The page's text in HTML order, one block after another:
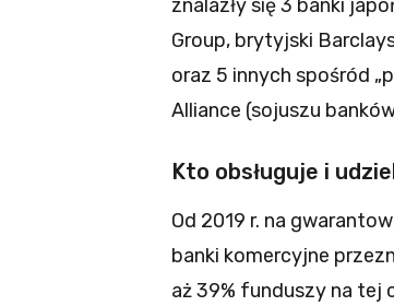
znalazły się 3 banki
Group, brytyjski
oraz 5 innych spośród
Alliance (sojuszu
Kto obsługuje i
Od 2019 r. na
banki komercyjne
aż 39% funduszy na tej